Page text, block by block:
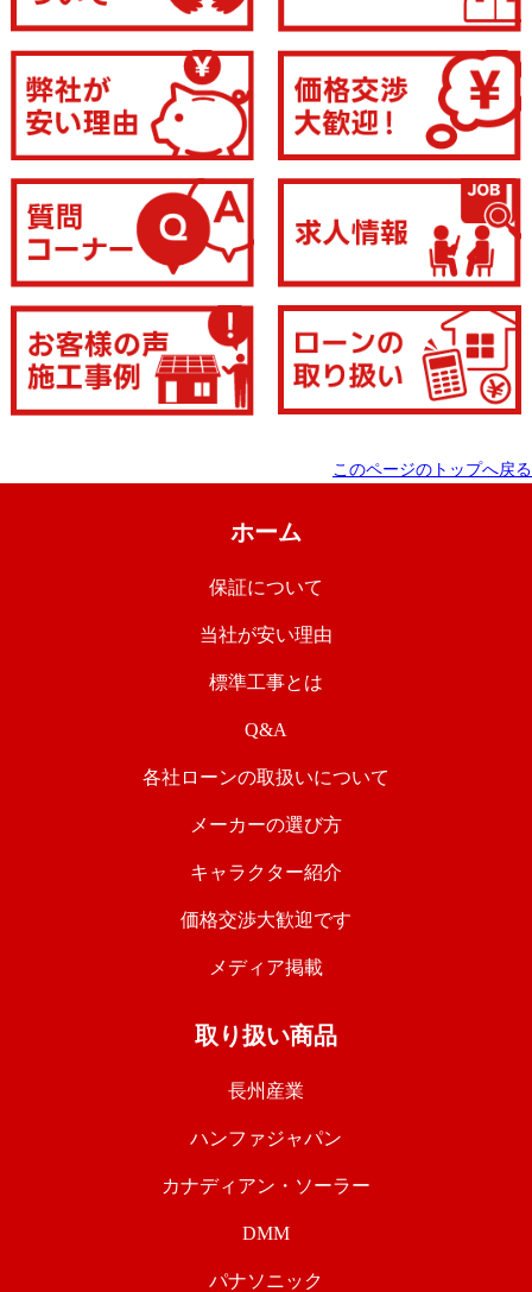
このページのトップへ戻る
ホーム
保証について
当社が安い理由
標準工事とは
Q&A
各社ローンの取扱いについて
メーカーの選び方
キャラクター紹介
価格交渉大歓迎です
メディア掲載
取り扱い商品
長州産業
ハンファジャパン
カナディアン・ソーラー
DMM
パナソニック